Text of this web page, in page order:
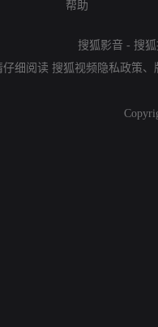
帮助
搜狐影音 - 搜
仔细阅读 搜狐视频隐私政策、